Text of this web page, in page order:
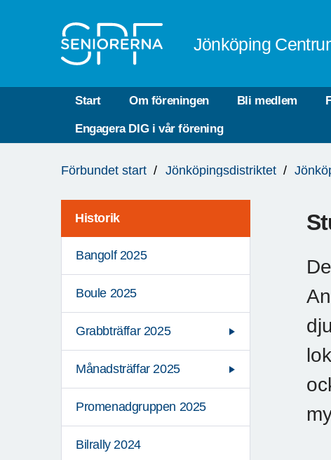
Jönköping
Start Om föreningen Bli medlem
Engagera DIG i vår förening
är
Förbundet start Jönköpingsdistriktet
Historik
Bangolf 2025
Boule 2025
Grabbträffar 2025
Månadsträffar 2025
Promenadgruppen 2025
Bilrally 2024